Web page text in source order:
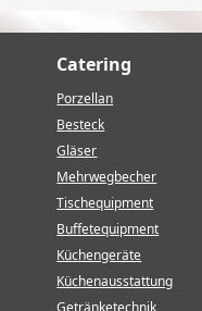
Catering
Porzellan
Besteck
Gläser
Mehrwegbecher
Tischequipment
Buffetequipment
Küchengeräte
Küchenausstattung
Getränketechnik